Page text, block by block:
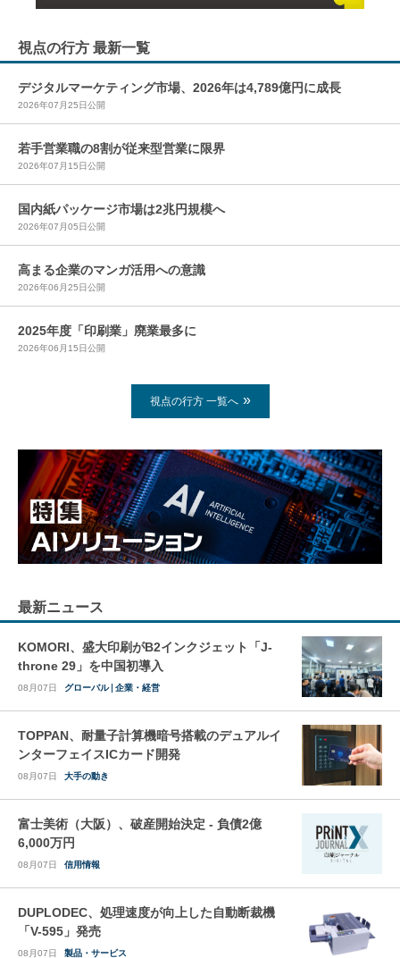
視点の行方 最新一覧
デジタルマーケティング市場、2026年は4,789億円に成長
2026年07月25日公開
若手営業職の8割が従来型営業に限界
2026年07月15日公開
国内紙パッケージ市場は2兆円規模へ
2026年07月05日公開
高まる企業のマンガ活用への意識
2026年06月25日公開
2025年度「印刷業」廃業最多に
2026年06月15日公開
視点の行方 一覧へ
最新ニュース
KOMORI、盛大印刷がB2インクジェット「J-
throne 29」を中国初導入
08月07日 グローバル 企業・経営
TOPPAN、耐量子計算機暗号搭載のデュアルイ
ンターフェイスICカード開発
08月07日 大手の動き
富士美術（大阪）、破産開始決定 - 負債2億
6,000万円
08月07日 信用情報
DUPLODEC、処理速度が向上した自動断裁機
「V-595」発売
08月07日 製品・サービス